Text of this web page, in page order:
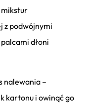
z podwójnymi
dłoni
nalewania –
kartonu i owinąć go